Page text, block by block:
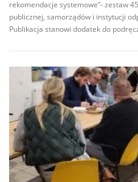
rekomendacje systemowe”- zestaw
publicznej, samorządów i instytucji
Publikacja stanowi dodatek do